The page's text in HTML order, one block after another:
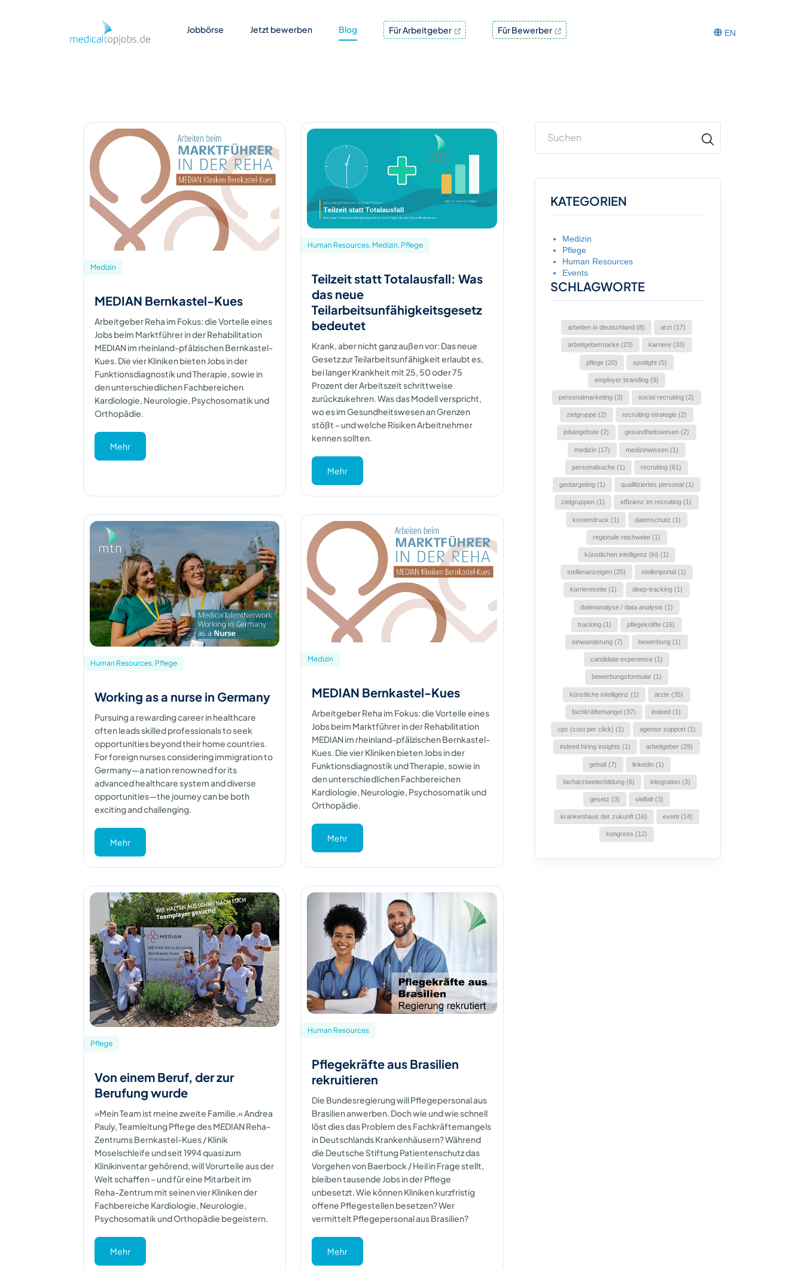
Jobbörse Jetzt bewerben Blog Für Arbeitgeber Für Bewerber EN
Medizin
MEDIAN Bernkastel-Kues
Arbeitgeber Reha im Fokus: die Vorteile eines
Jobs beim Marktführer in der Rehabilitation
MEDIAN im rheinland-pfälzischen Bernkastel-
Kues. Die vier Kliniken bieten Jobs in der
Funktionsdiagnostik und Therapie, sowie in
den unterschiedlichen Fachbereichen
Kardiologie, Neurologie, Psychosomatik und
Orthopädie.
Mehr
Human Resources, Medizin, Pflege
Teilzeit statt Totalausfall: Was
das neue
Teilarbeitsunfähigkeitsgesetz
bedeutet
Krank, aber nicht ganz außen vor: Das neue
Gesetz zur Teilarbeitsunfähigkeit erlaubt es,
bei langer Krankheit mit 25, 50 oder 75
Prozent der Arbeitszeit schrittweise
zurückzukehren. Was das Modell verspricht,
wo es im Gesundheitswesen an Grenzen
stößt – und welche Risiken Arbeitnehmer
kennen sollten.
Mehr
Human Resources, Pflege
Working as a nurse in Germany
Pursuing a rewarding career in healthcare
often leads skilled professionals to seek
opportunities beyond their home countries.
For foreign nurses considering immigration to
Germany—a nation renowned for its
advanced healthcare system and diverse
opportunities—the journey can be both
exciting and challenging.
Mehr
Medizin
MEDIAN Bernkastel-Kues
Arbeitgeber Reha im Fokus: die Vorteile eines
Jobs beim Marktführer in der Rehabilitation
MEDIAN im rheinland-pfälzischen Bernkastel-
Kues. Die vier Kliniken bieten Jobs in der
Funktionsdiagnostik und Therapie, sowie in
den unterschiedlichen Fachbereichen
Kardiologie, Neurologie, Psychosomatik und
Orthopädie.
Mehr
Pflege
Von einem Beruf, der zur
Berufung wurde
»Mein Team ist meine zweite Familie.« Andrea
Pauly, Teamleitung Pflege des MEDIAN Reha-
Zentrums Bernkastel-Kues / Klinik
Moselschleife und seit 1994 quasi zum
Klinikinventar gehörend, will Vorurteile aus der
Welt schaffen – und für eine Mitarbeit im
Reha-Zentrum mit seinen vier Kliniken der
Fachbereiche Kardiologie, Neurologie,
Psychosomatik und Orthopädie begeistern.
Mehr
Human Resources
Pflegekräfte aus Brasilien
rekruitieren
Die Bundesregierung will Pflegepersonal aus
Brasilien anwerben. Doch wie und wie schnell
löst dies das Problem des Fachkräftemangels
in Deutschlands Krankenhäusern? Während
die Deutsche Stiftung Patientenschutz das
Vorgehen von Baerbock / Heil in Frage stellt,
bleiben tausende Jobs in der Pflege
unbesetzt. Wie können Kliniken kurzfristig
offene Pflegestellen besetzen? Wer
vermittelt Pflegepersonal aus Brasilien?
Mehr
KATEGORIEN
Medizin
Pflege
Human Resources
Events
SCHLAGWORTE
arbeiten in deutschland (8) arzt (17)
arbeitgebermarke (23) karriere (33)
pflege (20) spotlight (5)
employer branding (9)
personalmarketing (3) social recruiting (2)
zielgruppe (2) recruiting-strategie (2)
jobangebote (2) gesundheitswesen (2)
medizin (17) medizinwissen (1)
personalsuche (1) recruiting (61)
geotargeting (1) qualifiziertes personal (1)
zielgruppen (1) effizienz im recruiting (1)
kostendruck (1) datenschutz (1)
regionale reichweite (1)
künstlichen intelligenz (ki) (1)
stellenanzeigen (25) stellenportal (1)
karriereseite (1) deep-tracking (1)
datenanalyse / data analysis (1)
tracking (1) pflegekräfte (16)
einwanderung (7) bewerbung (1)
candidate experience (1)
bewerbungsformular (1)
künstliche intelligenz (1) ärzte (35)
fachkräftemangel (37) indeed (1)
cpc (cost per click) (1) agentur support (1)
indeed hiring insights (1) arbeitgeber (29)
gehalt (7) linkedin (1)
facharztweiterbildung (6) integration (3)
gesetz (3) vielfalt (3)
krankenhaus der zukunft (16) event (14)
kongress (12)